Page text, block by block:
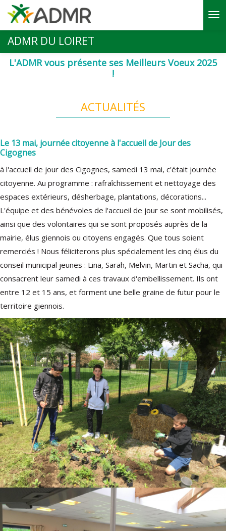
Aller au contenu principal
ADMR DU LOIRET
L'ADMR vous présente ses Meilleurs Voeux 2025
!
ACTUALITÉS
Le 13 mai, journée citoyenne à l'accueil de Jour des
Cigognes
à l'accueil de jour des Cigognes, samedi 13 mai, c'était journée
citoyenne. Au programme : rafraîchissement et nettoyage des
espaces extérieurs, désherbage, plantations, décorations...
L'équipe et des bénévoles de l'accueil de jour se sont mobilisés,
ainsi que des volontaires qui se sont proposés auprès de la
mairie, élus giennois ou citoyens engagés. Que tous soient
remerciés ! Nous féliciterons plus spécialement les cinq élus du
conseil municipal jeunes : Lina, Sarah, Melvin, Martin et Sacha, qui
consacrent leur samedi à ces travaux d'embellissement. Ils ont
entre 12 et 15 ans, et forment une belle graine de futur pour le
territoire giennois.